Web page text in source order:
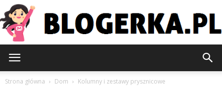
Strona główna Dom Kolumny i zestawy prysznicowe